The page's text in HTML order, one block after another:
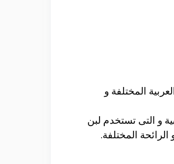
المختلفة و
و التى تستخدم لبن
المختلفة.